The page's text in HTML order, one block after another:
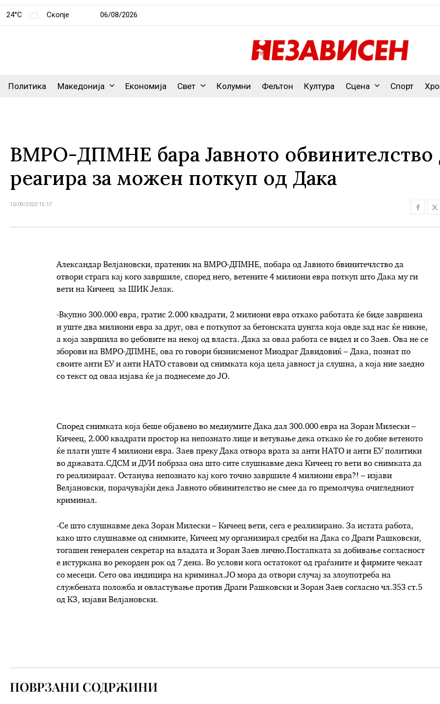
24°C Скопје 06/08/2026
Политика Македонија Економија Свет Колумни Фељтон Култура Сцена Спорт
ВМРО-ДПМНЕ бара Јавното обвинителство
реагира за можен поткуп од Дака
10/09/2020 15:17
Александар Велјановски, пратеник на ВМРО-ДПМНЕ, побара од Јавното бвинитечлство да
отвори страга кај кого завршиле, според него, ветените 4 милиони евра поткуп што Дака му ги
вети на Кичеец за ШИК Јелак.
-Вкупно 300.000 евра, гратис 2.000 квадрати, 2 милиони евра откако работата ќе биде завршена
и уште два милиони евра за друг, ова е поткупот за бетонската џунгла која овде зад нас ќе никне,
а која завршила во џебовите на некој од власта. Дака за оваа работа се видел и со Заев. Ова не се
зборови на ВМРО-ДПМНЕ, ова го говори бизнисменот Миодраг Давидовиќ – Дака, познат по
своите анти ЕУ и анти НАТО ставови од снимката која цела јавност ја слушна, а која ние заедно
со текст од оваа изјава ќе ја поднесеме до ЈО.
Според снимката која беше објавено во медиумите Дака дал 300.000 евра на Зоран Милески –
Кичеец, 2.000 квадрати простор на непознато лице и ветување дека откако ќе го добие ветеното
ќе плати уште 4 милиони евра. Заев преку Дака отвора врата за анти НАТО и анти ЕУ политики
во државата.СДСМ и ДУИ побрзаа она што сите слушнавме дека Кичеец го вети во снимката да
го реализираат. Останува непознато кај кого точно завршиле 4 милиони евра?! – изјави
Велјановски, порачувајќи дека Јавното обвинителство не смее да го премолчува очигледниот
криминал.
-Се што слушнавме дека Зоран Милески – Кичеец вети, сега е реализирано. За истата работа,
како што слушнавме од снимките, Кичеец му организирал средби на Дака со Драги Рашковски,
тогашен генерален секретар на владата и Зоран Заев лично.Постапката за добивање согласност
е истуркана во рекорден рок од 7 дена. Во услови кога остатокот од граѓаните и фирмите чекаат
со месеци. Сето ова индицира на криминал.ЈО мора да отвори случај за злоупотреба на
службената положба и овластување против Драги Рашковски и Зоран Заев согласно чл.353 ст.5
од КЗ, изјави Велјановски.
ПОВРЗАНИ СОДРЖИНИ